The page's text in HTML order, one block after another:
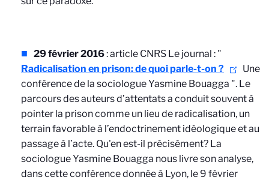
29 février 2016: article CNRS Le journal : "
Radicalisation en prison: de quoi parle-t-on ?
Une
conférence de la sociologue Yasmine Bouagga ". Le
parcours des auteurs d’attentats a conduit souvent à
pointer la prison comme un lieu de radicalisation, un
terrain favorable à l’endoctrinement idéologique et au
passage à l’acte. Qu'en est-il précisément? La
sociologue Yasmine Bouagga nous livre son analyse,
dans cette conférence donnée à Lyon, le 9 février